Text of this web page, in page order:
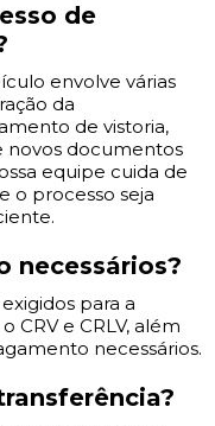
de
envolve várias
da
de vistoria,
novos documentos
equipe cuida de
o processo seja
necessários?
para a
CRV e CRLV, além
necessários.